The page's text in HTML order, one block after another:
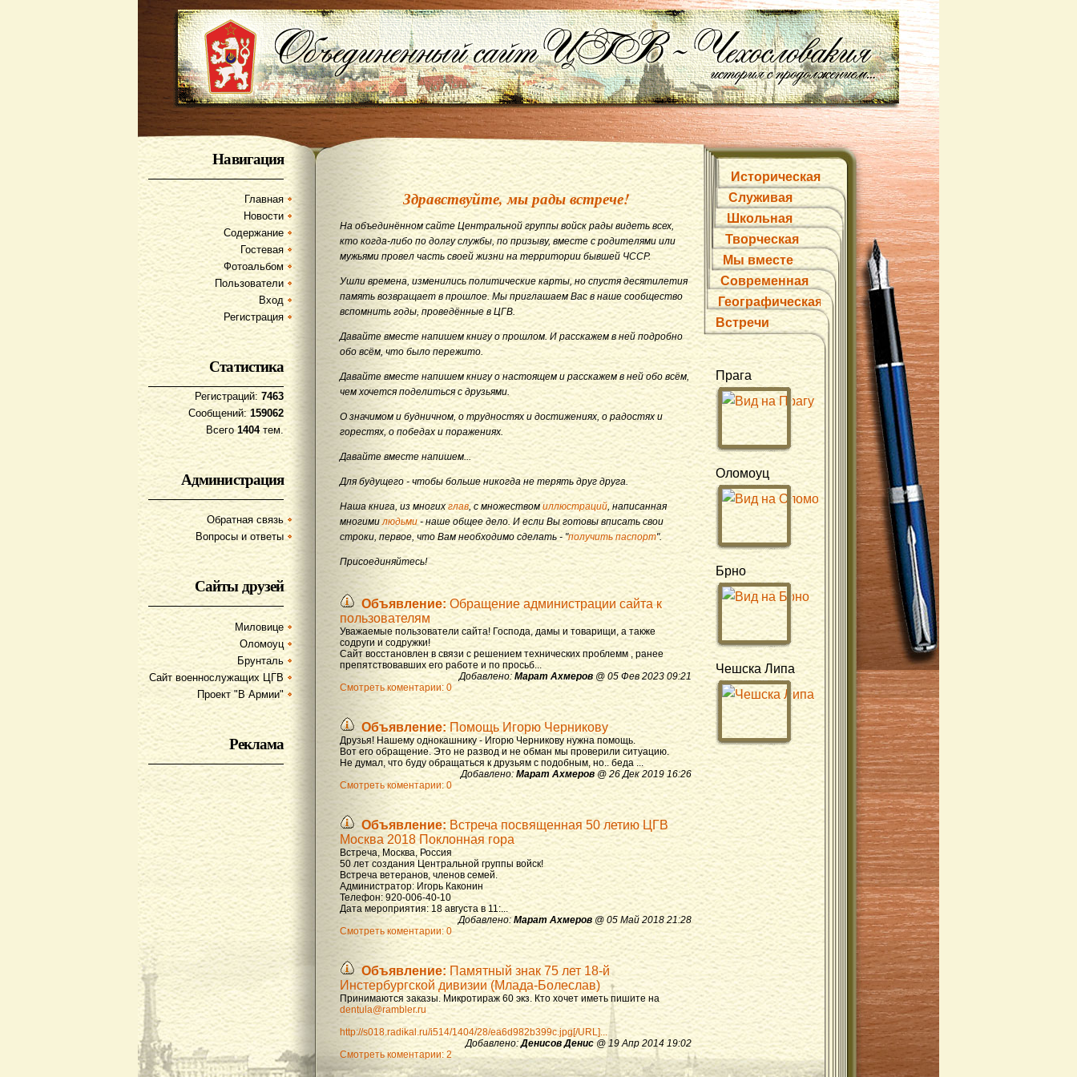
Навигация
Главная
Новости
Содержание
Гостевая
Фотоальбом
Пользователи
Вход
Регистрация
Статистика
Регистраций: 7463
Сообщений:159062
Всего1404тем.
Администрация
Обратная связь
Вопросы и ответы
Сайты друзей
Миловице
Оломоуц
Брунталь
Сайт военнослужащих ЦГВ
Проект "В Армии"
Реклама
Здравствуйте, мы рады встрече!
На объединённом сайте Центральной группы войск рады видеть всех,
кто когда-либо по долгу службы, по призыву, вместе с родителями или
мужьями провел часть своей жизни на территории бывшей ЧССР.
Ушли времена, изменились политические карты, но спустя десятилетия
память возвращает в прошлое. Мы приглашаем Вас в наше сообщество
вспомнить годы, проведённые в ЦГВ.
Давайте вместе напишем книгу о прошлом. И расскажем в ней подробно
обо всём, что было пережито.
Давайте вместе напишем книгу о настоящем и расскажем в ней обо всём,
чем хочется поделиться с друзьями.
О значимом и будничном, о трудностях и достижениях, о радостях и
горестях, о победах и поражениях.
Давайте вместе напишем...
Для будущего - чтобы больше никогда не терять друг друга.
Наша книга, из многихглав, с множествомиллюстраций , написанная
многимилюдьми - наше общее дело. И если Вы готовы вписать свои
строки, первое, что Вам необходимо сделать - "получить паспорт".
Присоединяйтесь!
Объявление: Обращение администрации сайта к
пользователям
Уважаемые пользователи сайта! Господа, дамы и товарищи, а также
содруги и содружки!
Сайт восстановлен в связи с решением технических проблемм , ранее
препятствовавших его работе и по просьб...
Добавлено: Марат Ахмеров@ 05 Фев 2023 09:21
Смотреть коментарии: 0
Объявление: Помощь Игорю Черникову
Друзья! Нашему однокашнику - Игорю Черникову нужна помощь.
Вот его обращение. Это не развод и не обман мы проверили ситуацию.
Не думал, что буду обращаться к друзьям с подобным, но.. беда ...
Добавлено:Марат Ахмеров @ 26 Дек 2019 16:26
Смотреть коментарии: 0
Объявление: Встреча посвященная 50 летию ЦГВ
Москва 2018 Поклонная гора
Встреча, Москва, Россия
50 лет создания Центральной группы войск!
Встреча ветеранов, членов семей.
Администратор: Игорь Каконин
Телефон: 920-006-40-10
Дата мероприятия: 18 августа в 11:...
Добавлено: Марат Ахмеров @ 05 Май 2018 21:28
Смотреть коментарии: 0
Объявление: Памятный знак 75 лет 18-й
Инстербургской дивизии (Млада-Болеслав)
Принимаются заказы. Микротираж 60 экз. Кто хочет иметь пишите на
dentula@rambler.ru
http://s018.radikal.ru/i514/1404/28/ea6d982b399c.jpg[/URL]...
Добавлено:Денисов Денис @ 19 Апр 2014 19:02
Смотреть коментарии: 2
Историческая
Служивая
Школьная
Творческая
Мы вместе
Современная
Географическая
Встречи
Прага
Оломоуц
Брно
Чешска Липа